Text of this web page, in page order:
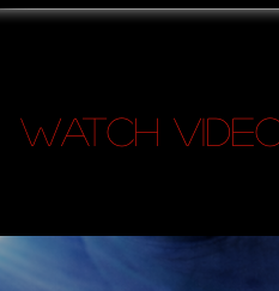
Watch